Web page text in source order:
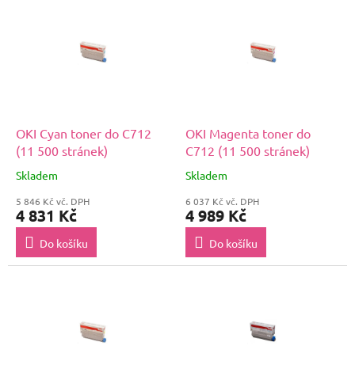
OKI Cyan toner do C712
(11 500 stránek)
Skladem
5 846 Kč vč. DPH
4 831 Kč
Do košíku
OKI Magenta toner do
C712 (11 500 stránek)
Skladem
6 037 Kč vč. DPH
4 989 Kč
Do košíku